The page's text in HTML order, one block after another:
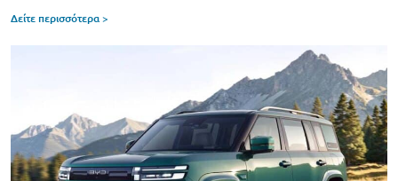
Δείτε περισσότερα >